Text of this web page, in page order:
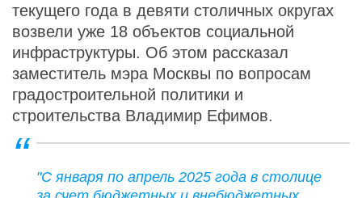
текущего года в девяти столичных округах
возвели уже 18 объектов социальной
инфраструктуры. Об этом рассказал
заместитель мэра Москвы по вопросам
градостроительной политики и
строительства Владимир Ефимов.
"С января по апрель 2025 года в столице